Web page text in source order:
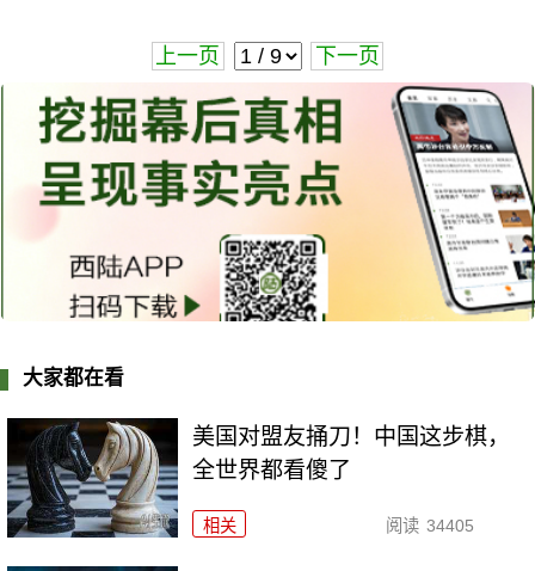
上一页 下一页
大家都在看
美国对盟友捅刀！中国这步棋，
全世界都看傻了
相关 阅读 34405